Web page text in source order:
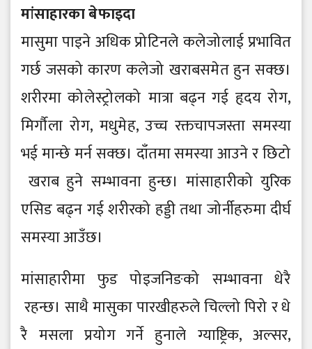
मांसाहारका बे फाइदा
मासुमा पाइने अधिक प्रो टिनले कले जो लाई प्रभावित
गर्छ जसको कारण कले जो खराबसमे त हुन सक्छ।
शरीरमा को ले स्ट्रो लको मात्रा बढ्न गई हृदय रो ग,
मिर्गौ ला रो ग, मधुमे ह, उच्च रक्तचापजस्ता समस्या
भई मान्छे मर्न सक्छ। दाँतमा समस्या आउने र छिटो
खराब हुने सम्भावना हुन्छ। मांसाहारीको युरिक
एसिड बढ्न गई शरीरको हड्डी तथा जो र्नीहरुमा दीर्घ
समस्या आउँछ।
मांसाहारीमा फुड पो इजनिङको सम्भावना धे रै
रहन्छ। साथै मासुका पारखीहरुले चिल्लो पिरो र धे
रै मसला प्रयो ग गर्ने हुनाले ग्याष्ट्रिक, अल्सर,